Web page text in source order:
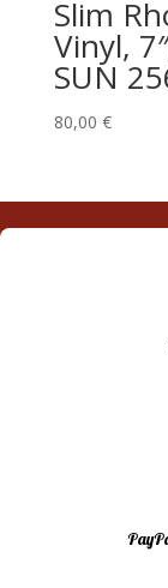
Slim
Vinyl,
SUN
80,00 €